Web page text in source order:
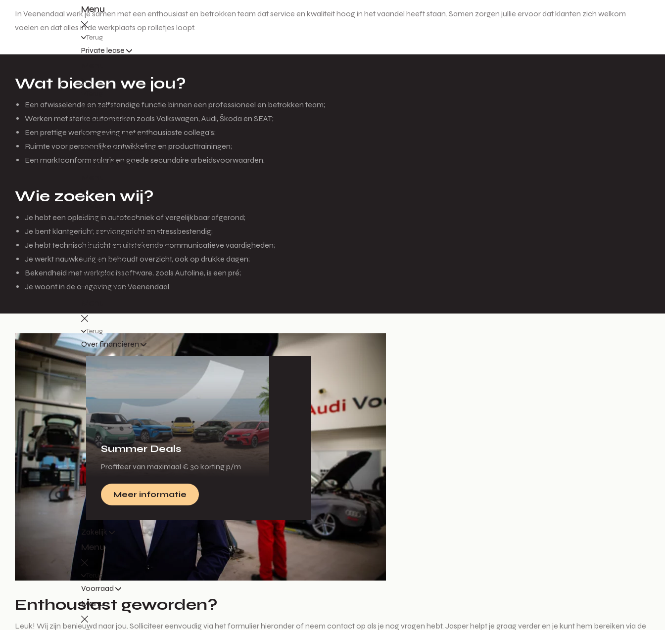
Menu
Terug
Private lease
Voorraad
Actieaanbod
Over private lease
Veelgestelde vragen
Zakelijk lease
Financial lease
Full operational lease
Netto operational lease
Shortlease
Business Deals
Financieren
Terug
Over financieren
Summer Deals
Profiteer van maximaal € 30 korting p/m
Meer informatie
Zakelijk
Menu
Terug
Voorraad
Menu
In Veenendaal werk je samen met een enthousiast en betrokken team dat service en kwaliteit hoog in het vaandel heeft staan. Samen zorgen jullie ervoor dat klanten zich welkom
voelen en dat alles in de werkplaats op rolletjes loopt.
Wat bieden we jou?
Een afwisselende en zelfstandige functie binnen een professioneel en betrokken team;
Werken met sterke automerken zoals Volkswagen, Audi, Škoda en SEAT;
Een prettige werkomgeving met enthousiaste collega's;
Ruimte voor persoonlijke ontwikkeling en producttrainingen;
Een marktconform salaris en goede secundaire arbeidsvoorwaarden.
Wie zoeken wij?
Je hebt een opleiding in autotechniek of vergelijkbaar afgerond;
Je bent klantgericht, servicegericht en stressbestendig;
Je hebt technisch inzicht en uitstekende communicatieve vaardigheden;
Je werkt nauwkeurig en behoudt overzicht, ook op drukke dagen;
Bekendheid met werkplaatssoftware, zoals Autoline, is een pré;
Je woont in de omgeving van Veenendaal.
Enthousiast geworden?
Leuk! Wij zijn benieuwd naar jou. Solliciteer eenvoudig via het formulier hieronder of neem contact op als je nog vragen hebt. Jasper helpt je graag verder en je kunt hem bereiken via de